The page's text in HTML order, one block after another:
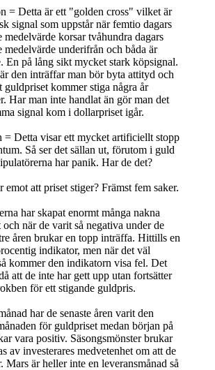
= Detta är ett "golden cross" vilket är
signal som uppstår när femtio dagars
medelvärde korsar tvåhundra dagars
medelvärde underifrån och båda är
En på lång sikt mycket stark köpsignal.
den inträffar man bör byta attityd och
guldpriset kommer stiga några år
Har man inte handlat än gör man det
signal kom i dollarpriset igår.
= Detta visar ett mycket artificiellt stopp
Så ser det sällan ut, förutom i guld
har panik. Har de det?
emot att priset stiger? Främst fem saker.
har skapat enormt många nakna
när de varit så negativa under de
åren brukar en topp inträffa. Hittills en
indikator, men när det väl
kommer den indikatorn visa fel. Det
att de inte har gett upp utan fortsätter
för ett stigande guldpris.
har de senaste åren varit den
för guldpriset medan början på
vara positiv. Säsongsmönster brukar
av investerares medvetenhet om att de
Mars är heller inte en leveransmånad så